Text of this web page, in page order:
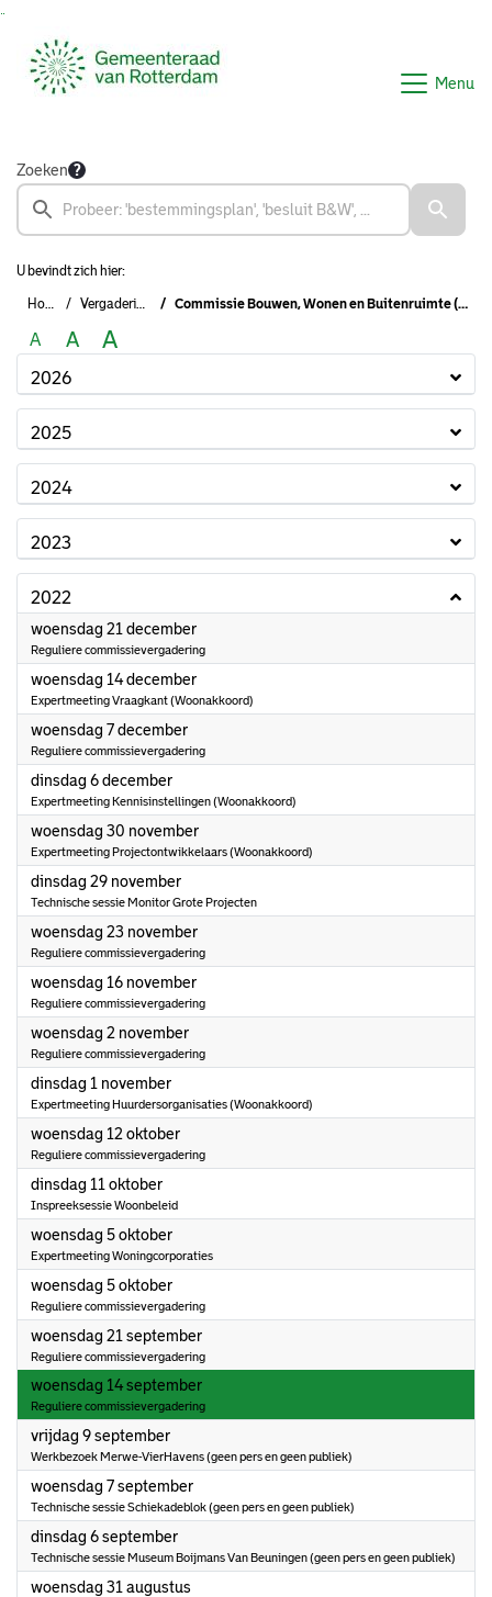
Menu
Zoeken
U bevindt zich hier:
Home Vergaderingen Commissie Bouwen, Wonen en Buitenruimte (2022-2026)
A A A
2026
2025
2024
2023
2022
woensdag 21 december2022
Reguliere commissievergadering
woensdag 14 december2022
Expertmeeting Vraagkant (Woonakkoord)
woensdag 7 december2022
Reguliere commissievergadering
dinsdag 6 december2022
Expertmeeting Kennisinstellingen (Woonakkoord)
woensdag 30 november2022
Expertmeeting Projectontwikkelaars (Woonakkoord)
dinsdag 29 november2022
Technische sessie Monitor Grote Projecten
woensdag 23 november2022
Reguliere commissievergadering
woensdag 16 november2022
Reguliere commissievergadering
woensdag 2 november2022
Reguliere commissievergadering
dinsdag 1 november2022
Expertmeeting Huurdersorganisaties (Woonakkoord)
woensdag 12 oktober2022
Reguliere commissievergadering
dinsdag 11 oktober2022
Inspreeksessie Woonbeleid
woensdag 5 oktober2022
Expertmeeting Woningcorporaties
woensdag 5 oktober2022
Reguliere commissievergadering
woensdag 21 september2022
Reguliere commissievergadering
woensdag 14 september2022
Reguliere commissievergadering
vrijdag 9 september2022
Werkbezoek Merwe-VierHavens (geen pers en geen publiek)
woensdag 7 september2022
Technische sessie Schiekadeblok (geen pers en geen publiek)
dinsdag 6 september2022
Technische sessie Museum Boijmans Van Beuningen (geen pers en geen publiek)
woensdag 31 augustus